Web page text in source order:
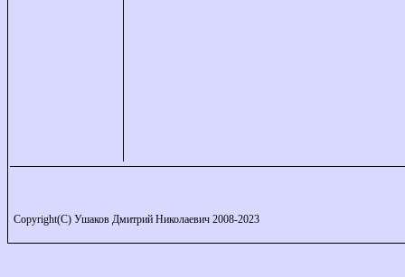
Copyright(C) Ушаков Дмитрий Николаевич 2008-2023